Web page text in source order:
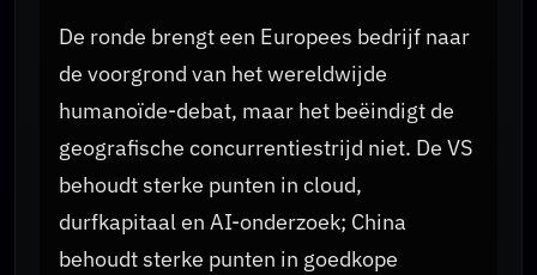
De ronde brengt een Europees bedrijf naar
de voorgrond van het wereldwijde
humanoïde-debat, maar het beëindigt de
geografische concurrentiestrijd niet. De VS
behoudt sterke punten in cloud,
durfkapitaal en AI-onderzoek; China
behoudt sterke punten in goedkope